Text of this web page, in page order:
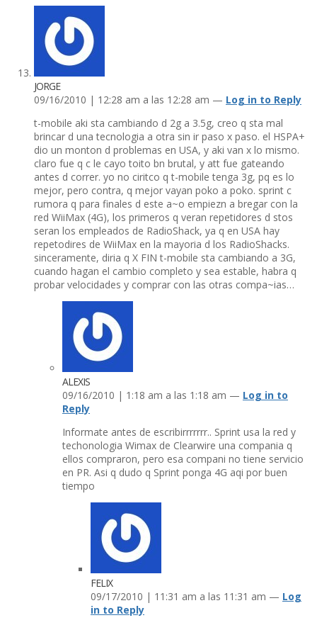
JORGE
09/16/2010 | 12:28 am a las 12:28 am — Log in to Reply
t-mobile aki sta cambiando d 2g a 3.5g, creo q sta mal
brincar d una tecnologia a otra sin ir paso x paso. el HSPA+
dio un monton d problemas en USA, y aki van x lo mismo.
claro fue q c le cayo toito bn brutal, y att fue gateando
antes d correr. yo no ciritco q t-mobile tenga 3g, pq es lo
mejor, pero contra, q mejor vayan poko a poko. sprint c
rumora q para finales d este a~o empiezn a bregar con la
red WiiMax (4G), los primeros q veran repetidores d stos
seran los empleados de RadioShack, ya q en USA hay
repetodires de WiiMax en la mayoria d los RadioShacks.
sinceramente, diria q X FIN t-mobile sta cambiando a 3G,
cuando hagan el cambio completo y sea estable, habra q
probar velocidades y comprar con las otras compa~ias…
ALEXIS
09/16/2010 | 1:18 am a las 1:18 am — Log in to
Reply
Informate antes de escribirrrrrrr.. Sprint usa la red y
techonologia Wimax de Clearwire una compania q
ellos compraron, pero esa compani no tiene servicio
en PR. Asi q dudo q Sprint ponga 4G aqi por buen
tiempo
FELIX
09/17/2010 | 11:31 am a las 11:31 am — Log
in to Reply